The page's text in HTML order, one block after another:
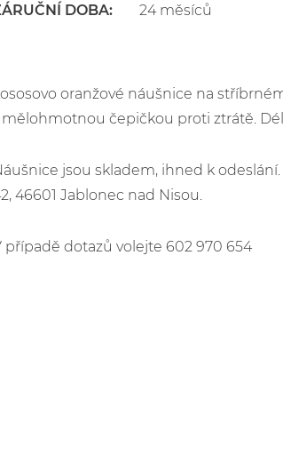
DOBA: 24 měsíců
oranžové náušnice na
čepičkou proti ztrátě.
jsou skladem, ihned k
46601 Jablonec nad Nisou.
případě dotazů volejte 602 970 654